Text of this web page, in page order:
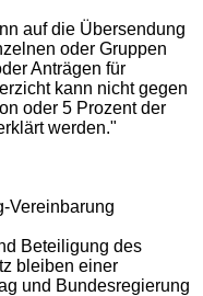
auf die Übersendung
oder Gruppen
Anträgen für
kann nicht gegen
oder 5 Prozent der
werden."
Vereinbarung
Beteiligung des
bleiben einer
und Bundesregierung